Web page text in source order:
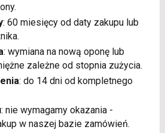
: 60 miesięcy od daty zakupu lub
: wymiana na nową oponę lub
zależne od stopnia zużycia.
: do 14 dni od kompletnego
: nie wymagamy okazania -
w naszej bazie zamówień.